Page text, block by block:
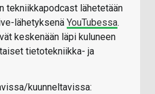
tekniikkapodcast lähetetään
lähetyksenä YouTubessa.
keskenään läpi kuluneen
tietotekniikka- ja
kuunneltavissa: